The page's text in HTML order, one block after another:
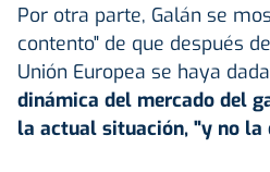
Por otra parte, Galán se
contento" de que después
Unión Europea se haya
dinámica del mercado del
la actual situación, "y no la